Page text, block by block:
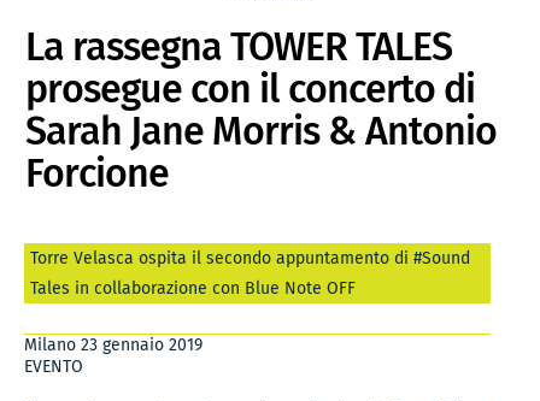
La rassegna TOWER TALES
prosegue con il concerto di
Sarah Jane Morris & Antonio
Forcione
Torre Velasca ospita il secondo appuntamento di #Sound
Tales in collaborazione con Blue Note OFF
Milano 23 gennaio 2019
EVENTO